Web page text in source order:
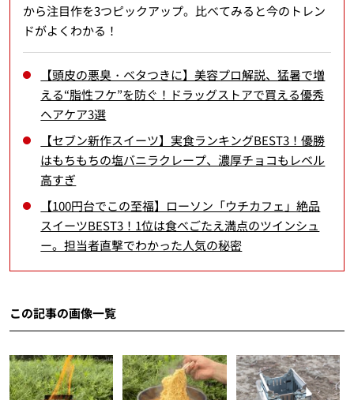
から注目作を3つピックアップ。比べてみると今のトレン
ドがよくわかる！
【頭皮の悪臭・ベタつきに】美容プロ解説、猛暑で増
える“脂性フケ”を防ぐ！ドラッグストアで買える優秀
ヘアケア3選
【セブン新作スイーツ】実食ランキングBEST3！優勝
はもちもちの塩バニラクレープ、濃厚チョコもレベル
高すぎ
【100円台でこの至福】ローソン「ウチカフェ」絶品
スイーツBEST3！1位は食べごたえ満点のツインシュ
ー。担当者直撃でわかった人気の秘密
この記事の画像一覧